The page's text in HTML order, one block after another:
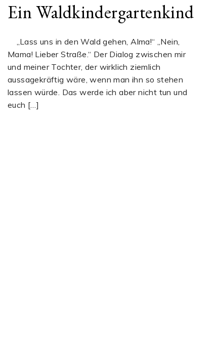
Ein Waldkindergartenkind
„Lass uns in den Wald gehen, Alma!“ „Nein,
Mama! Lieber Straße.“ Der Dialog zwischen mir
und meiner Tochter, der wirklich ziemlich
aussagekräftig wäre, wenn man ihn so stehen
lassen würde. Das werde ich aber nicht tun und
euch […]